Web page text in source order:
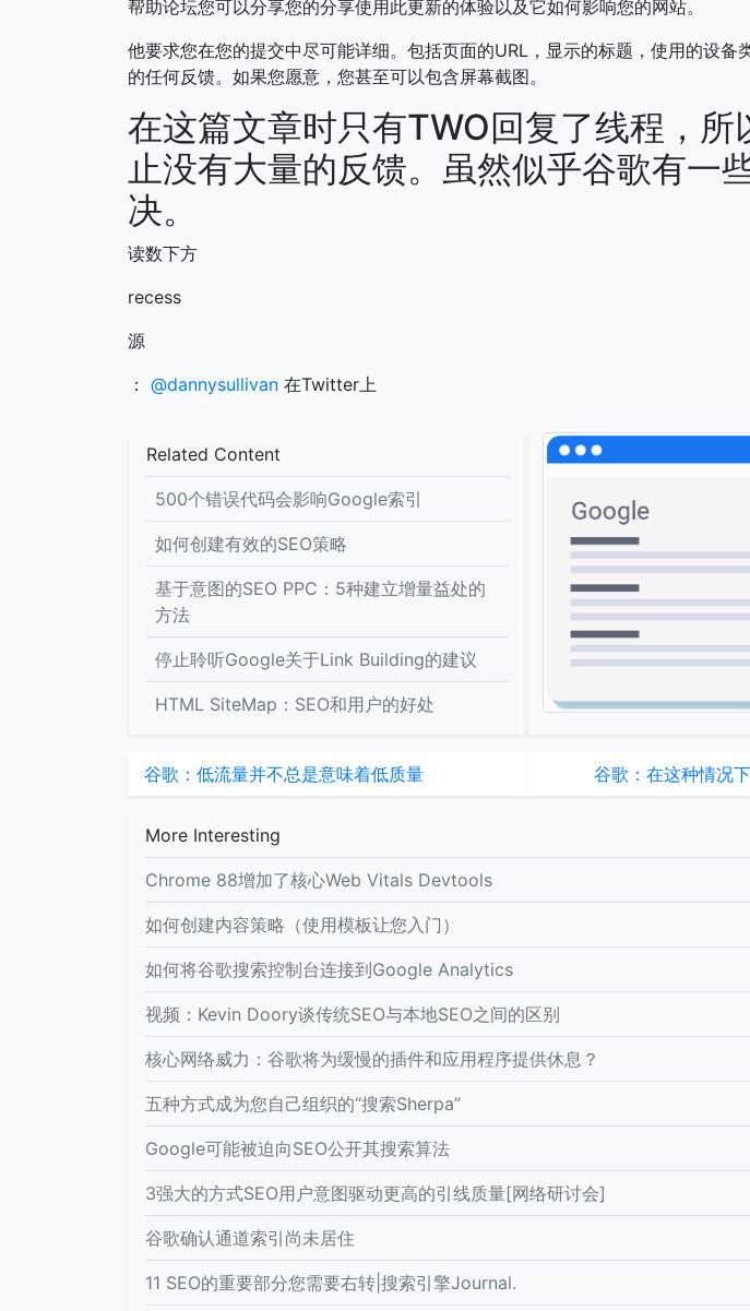
帮助论坛您可以分享您的分享使用此更新的体验以及它如何影响您的网站。
他要求您在您的提交中尽可能详细。包括页面的URL，显示的标题，使用的设备
的任何反馈。如果您愿意，您甚至可以包含屏幕截图。
在这篇文章时只有TWO回复了线程，所
止没有大量的反馈。虽然似乎谷歌有一
决。
读数下方
recess
源
： @dannysullivan 在Twitter上
Related Content
500个错误代码会影响Google索引
如何创建有效的SEO策略
基于意图的SEO PPC：5种建立增量益处的
方法
停止聆听Google关于Link Building的建议
HTML SiteMap：SEO和用户的好处
谷歌：低流量并不总是意味着低质量 谷歌：在这种情况
More Interesting
Chrome 88增加了核心Web Vitals Devtools
如何创建内容策略（使用模板让您入门）
如何将谷歌搜索控制台连接到Google Analytics
视频：Kevin Doory谈传统SEO与本地SEO之间的区别
核心网络威力：谷歌将为缓慢的插件和应用程序提供休息？
五种方式成为您自己组织的“搜索Sherpa”
Google可能被迫向SEO公开其搜索算法
3强大的方式SEO用户意图驱动更高的引线质量[网络研讨会]
谷歌确认通道索引尚未居住
11 SEO的重要部分您需要右转|搜索引擎Journal.